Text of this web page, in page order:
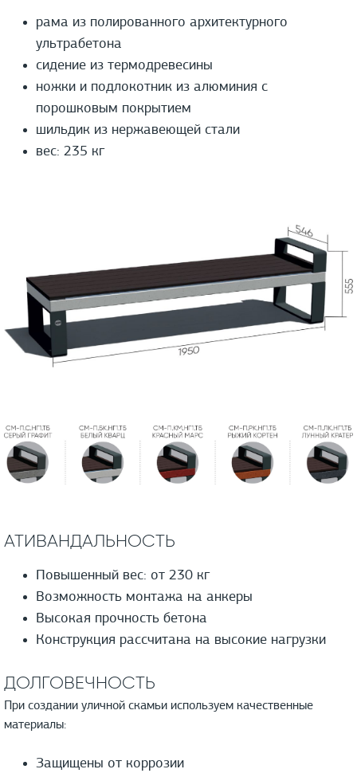
рама из полированного архитектурного
ультрабетона
сидение из термодревесины
ножки и подлокотник из алюминия с
порошковым покрытием
шильдик из нержавеющей стали
вес: 235 кг
АТИВАНДАЛЬНОСТЬ
Повышенный вес: от 230 кг
Возможность монтажа на анкеры
Высокая прочность бетона
Конструкция рассчитана на высокие нагрузки
ДОЛГОВЕЧНОСТЬ
При создании уличной скамьи используем качественные
материалы:
Защищены от коррозии